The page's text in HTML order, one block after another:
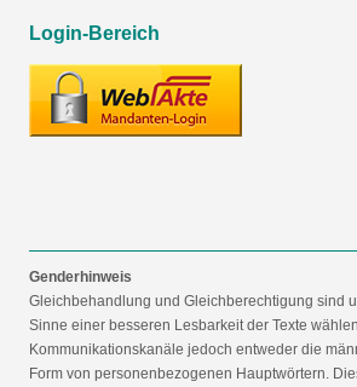
Login-Bereich
Genderhinweis
Gleichbehandlung und Gleichberechtigung sind
Sinne einer besseren Lesbarkeit der Texte
Kommunikationskanäle jedoch entweder die
Form von personenbezogenen Hauptwörtern.